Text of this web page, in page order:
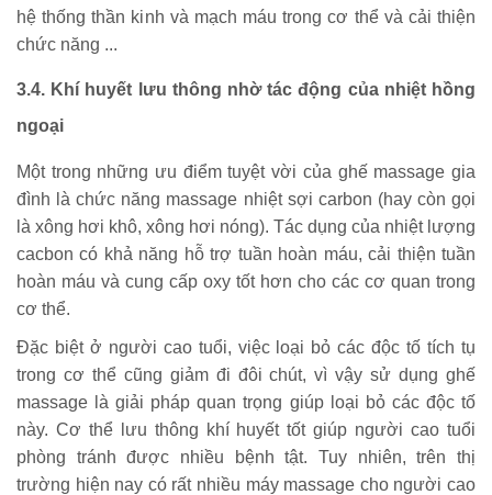
hệ thống thần kinh và mạch máu trong cơ thể và cải thiện
chức năng ...
3.4. Khí huyết lưu thông nhờ tác động của nhiệt hồng
ngoại
Một trong những ưu điểm tuyệt vời của ghế massage gia
đình là chức năng massage nhiệt sợi carbon (hay còn gọi
là xông hơi khô, xông hơi nóng). Tác dụng của nhiệt lượng
cacbon có khả năng hỗ trợ tuần hoàn máu, cải thiện tuần
hoàn máu và cung cấp oxy tốt hơn cho các cơ quan trong
cơ thể.
Đặc biệt ở người cao tuổi, việc loại bỏ các độc tố tích tụ
trong cơ thể cũng giảm đi đôi chút, vì vậy sử dụng ghế
massage là giải pháp quan trọng giúp loại bỏ các độc tố
này. Cơ thể lưu thông khí huyết tốt giúp người cao tuổi
phòng tránh được nhiều bệnh tật. Tuy nhiên, trên thị
trường hiện nay có rất nhiều máy massage cho người cao